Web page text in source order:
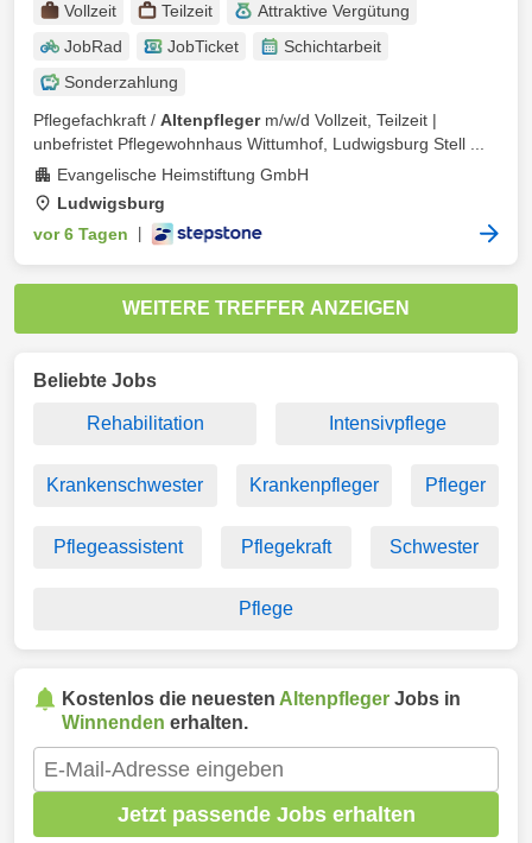
Vollzeit Teilzeit
Attraktive Vergütung
JobRad
JobTicket
Schichtarbeit
Sonderzahlung
Pflegefachkraft / Altenpflegerm/w/d Vollzeit, Teilzeit |
unbefristet Pflegewohnhaus Wittumhof, Ludwigsburg Stell ...
Evangelische Heimstiftung GmbH
Ludwigsburg
vor 6 Tagen
WEITERE TREFFER ANZEIGEN
Beliebte Jobs
Rehabilitation Intensivpflege
Krankenschwester Krankenpfleger Pfleger
Pflegeassistent Pflegekraft Schwester
Pflege
Kostenlos die neuesten Altenpfleger Jobs in
Winnenden erhalten.
Jetzt passende Jobs erhalten